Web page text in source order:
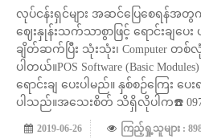
လုပ်ငန်းရှင်များ အဆင်ပြေစေရန်အတွက်
ဈေးနှုန်းသက်သာစွာဖြင့် ရောင်းချပေး ပ
ချိတ်ဆက်ပြီး သုံးသုံး၊ Computer တ
ပါတယ်။POS Software (Basic
ရောင်းချ ပေးပါမည်။ နှစ်စဉ်ကြေး ပေ
ပါသည်။အသေးစိတ် သိရှိလိုပါက☎️
2019-06-26 ကြည့်ရှု့သူများ :